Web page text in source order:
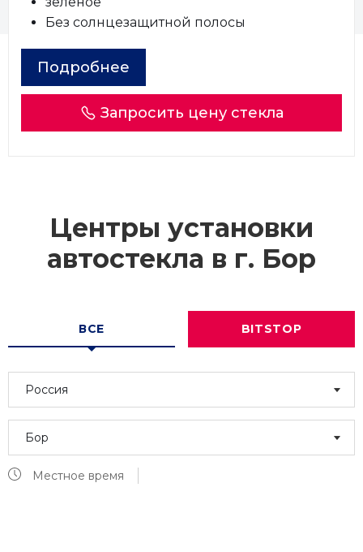
Без солнцезащитной полосы
Подробнее
Запросить цену стекла
Центры установки
автостекла в г. Бор
ВСЕ BITSTOP
Россия
Бор
Местное время